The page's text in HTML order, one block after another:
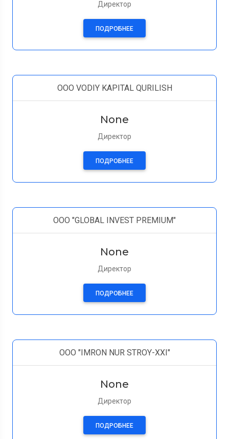
Директор
ПОДРОБНЕЕ
OOO VODIY KAPITAL QURILISH
None
Директор
ПОДРОБНЕЕ
ООО "GLOBAL INVEST PREMIUM"
None
Директор
ПОДРОБНЕЕ
ООО "IMRON NUR STROY-XXI"
None
Директор
ПОДРОБНЕЕ